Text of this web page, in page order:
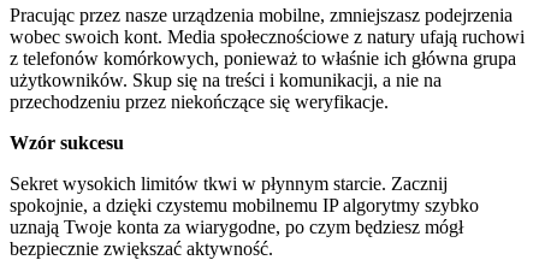
Pracując przez nasze urządzenia mobilne, zmniejszasz podejrzenia
wobec swoich kont. Media społecznościowe z natury ufają ruchowi
z telefonów komórkowych, ponieważ to właśnie ich główna grupa
użytkowników. Skup się na treści i komunikacji, a nie na
przechodzeniu przez niekończące się weryfikacje.
Wzór sukcesu
Sekret wysokich limitów tkwi w płynnym starcie. Zacznij
spokojnie, a dzięki czystemu mobilnemu IP algorytmy szybko
uznają Twoje konta za wiarygodne, po czym będziesz mógł
bezpiecznie zwiększać aktywność.